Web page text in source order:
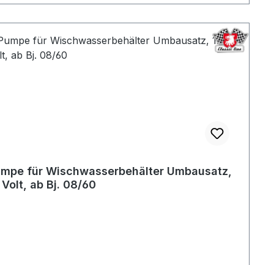
für Wischwasserbehälter Umbausatz,
Volt, ab Bj. 08/60